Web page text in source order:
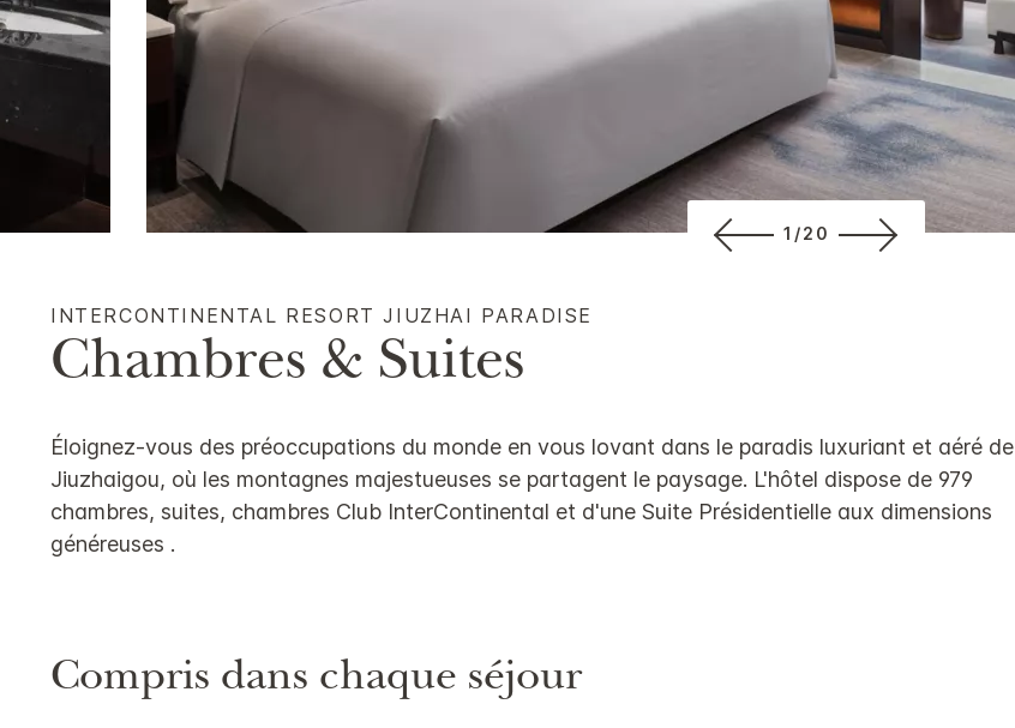
1/20
INTERCONTINENTAL RESORT JIUZHAI PARADISE
Chambres & Suites
Éloignez-vous des préoccupations du monde en vous lovant dans le paradis luxuriant et aéré de
Jiuzhaigou, où les montagnes majestueuses se partagent le paysage. L'hôtel dispose de 979
chambres, suites, chambres Club InterContinental et d'une Suite Présidentielle aux dimensions
généreuses .
Compris dans chaque séjour